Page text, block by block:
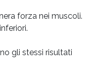
forza nei muscoli.
gli stessi risultati